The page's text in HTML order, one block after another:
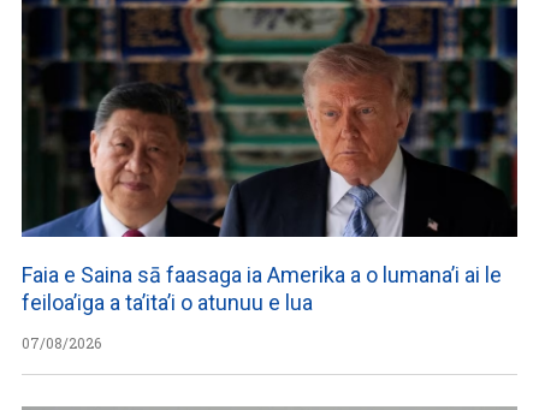
Faia e Saina sā faasaga ia Amerika a o lumana’i ai le
feiloa’iga a ta’ita’i o atunuu e lua
07/08/2026